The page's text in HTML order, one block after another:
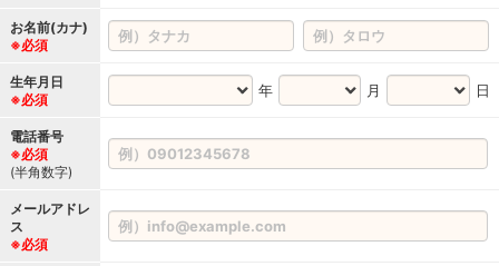
お名前(カナ)
※必須
生年月日
※必須
年 月 日
電話番号
※必須
(半角数字)
メールアドレ
ス
※必須